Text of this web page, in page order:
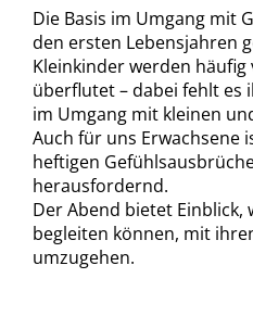
Die Basis im Umgang mit
den ersten Lebensjahren
Kleinkinder werden
überflutet – dabei fehlt es
im Umgang mit kleinen
Auch für uns Erwachsene
heftigen
herausfordernd.
Der Abend bietet Einblick,
begleiten können, mit
umzugehen.